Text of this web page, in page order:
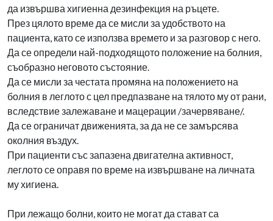
да извършва хигиенна дезинфекция на ръцете.
През цялото време да се мисли за удобството на
пациента, като се използва времето и за разговор с него.
Да се определи най-подходящото положение на болния,
съобразно неговото състояние.
Да се мисли за честата промяна на положението на
болния в леглото с цел предпазване на тялото му от рани,
вследствие залежаване и мацерации /зачервяване/.
Да се ограничат движенията, за да не се замърсява
околния въздух.
При пациенти със запазена двигателна активност,
леглото се оправя по време на извършване на личната
му хигиена.
При лежащо болни, които не могат да стават са